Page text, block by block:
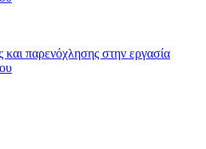
και παρενόχλησης στην εργασία